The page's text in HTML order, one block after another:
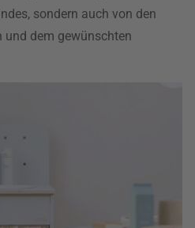
sondern auch von den
und dem gewünschten